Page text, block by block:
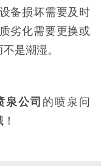
备损坏需要及时
劣化需要更换或
是潮湿。
泉公司 的喷泉问